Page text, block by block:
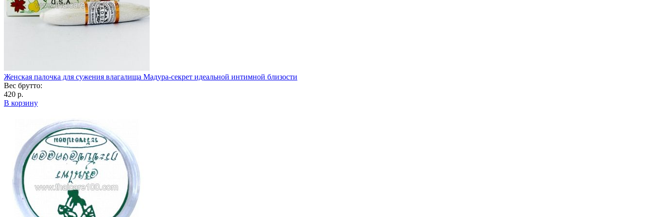
Женская палочка для сужения влагалища Мадура-секрет идеальной интимной близости
Вес брутто:
420 р.
В корзину